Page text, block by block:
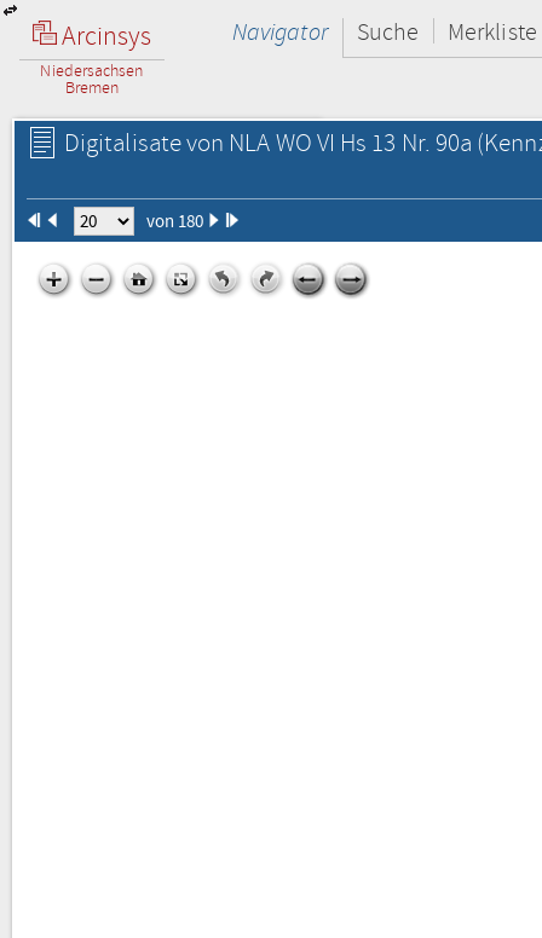
Arcinsys
Niedersachsen
Bremen
Navigator Suche Merkliste
Digitalisate von NLA WO VI Hs 13 Nr. 90a
von 180